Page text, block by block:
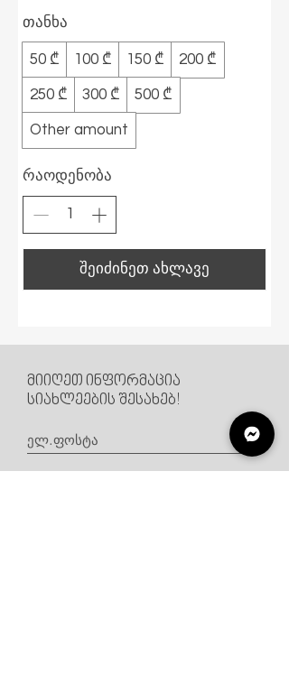
თანხა
50 ₾ 100 ₾ 150 ₾ 200 ₾
250 ₾ 300 ₾ 500 ₾
Other amount
რაოდენობა
შეიძინეთ ახლავე
მიიღეთ ინფორმაცია
სიახლეების შესახებ!